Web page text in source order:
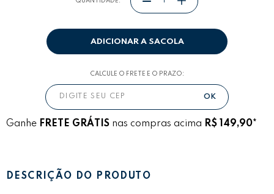
ADICIONAR A SACOLA
CALCULE O FRETE E O PRAZO:
Ganhe FRETE GRÁTIS nas compras acima R$ 149,90*
DESCRIÇÃO DO PRODUTO